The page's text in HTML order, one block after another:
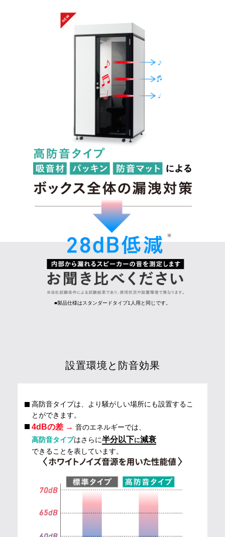
■製品仕様はスタンダードタイプ1人用と同じです。
設置環境と防音効果
高防音タイプは、より騒がしい場所にも設置するこ
とができます。
4dBの差 → 音のエネルギーでは、
高防音タイプはさらに半分以下に減衰
できることを表しています。